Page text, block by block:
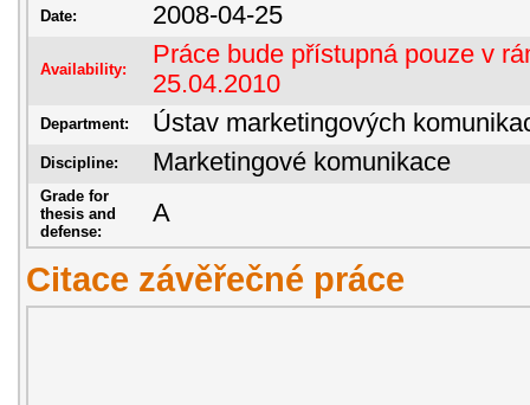
Date: 2008-04-25
Availability:
Práce bude přístupná pouze v
25.04.2010
Department: Ústav marketingových
Discipline: Marketingové komunikace
Grade for
thesis and
defense:
A
Citace závěřečné práce